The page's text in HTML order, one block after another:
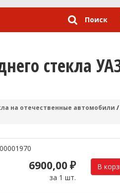
Поиск
стекла
на отечественные автомобили /
6900,00 ₽
за 1 шт.